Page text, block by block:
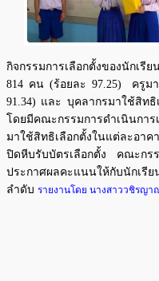
กิจกรรมการเลือกตั้งของนักเรี
814 คน (ร้อยละ 97.25) ครูม
91.34) และ บุคลากรมาใช้สิท
โดยมีคณะกรรมการดำเนินการ
มาใช้สิทธิเลือกตั้งในแต่ละอาค
ปิดหีบรับบัตรเลือกตั้ง คณะกร
ประกาศผลคะแนนให้กับ
ลำดับ รายงานโดย นางสาววชิรญ